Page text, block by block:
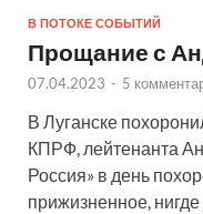
В ПОТОКЕ СОБЫТИЙ
Прощание с
07.04.2023 - 5
В Луганске
КПРФ, лейтенанта
Россия» в день
прижизненное,